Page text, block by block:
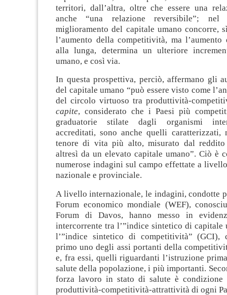
territori, dall’altra, oltre che essere una
anche “una relazione reversibile”;
miglioramento del capitale umano concorre,
l’aumento della competitività, ma l’aumento
alla lunga, determina un ulteriore
umano, e così via.
In questa prospettiva, perciò, affermano gli
del capitale umano “può essere visto come
del circolo virtuoso tra produttività-
capite, considerato che i Paesi più
graduatorie stilate dagli organismi
accreditati, sono anche quelli caratterizzati,
tenore di vita più alto, misurato dal
altresì da un elevato capitale umano”. Ciò è
numerose indagini sul campo effettate a
nazionale e provinciale.
A livello internazionale, le indagini, condotte
Forum economico mondiale (WEF),
Forum di Davos, hanno messo in
intercorrente tra l’”indice sintetico di capitale
l’”indice sintetico di competitività” (GCI),
primo uno degli assi portanti della
e, fra essi, quelli riguardanti l’istruzione
salute della popolazione, i più importanti.
forza lavoro in stato di salute è condizione
produttività-competitività-attrattività di ogni